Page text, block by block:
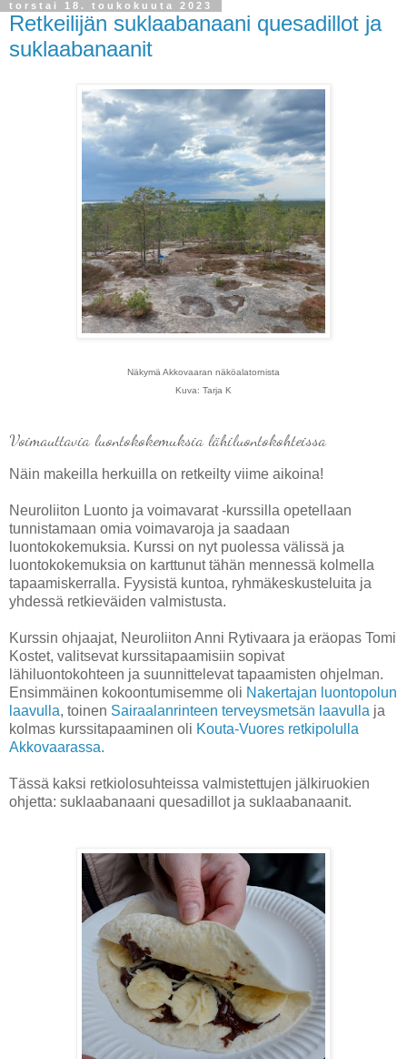
torstai 18. toukokuuta 2023
Retkeilijän suklaabanaani quesadillot ja
suklaabanaanit
Näkymä Akkovaaran näköalatornista
Kuva: Tarja K
Voimauttavia luontokokemuksia lähiluontokohteissa
Näin makeilla herkuilla on retkeilty viime aikoina!
Neuroliiton Luonto ja voimavarat -kurssilla opetellaan
tunnistamaan omia voimavaroja ja saadaan
luontokokemuksia. Kurssi on nyt puolessa välissä ja
luontokokemuksia on karttunut tähän mennessä kolmella
tapaamiskerralla. Fyysistä kuntoa, ryhmäkeskusteluita ja
yhdessä retkieväiden valmistusta.
Kurssin ohjaajat, Neuroliiton Anni Rytivaara ja eräopas Tomi
Kostet, valitsevat kurssitapaamisiin sopivat
lähiluontokohteen ja suunnittelevat tapaamisten ohjelman.
Ensimmäinen kokoontumisemme oli Nakertajan luontopolun
laavulla, toinen Sairaalanrinteen terveysmetsän laavulla ja
kolmas kurssitapaaminen oli Kouta-Vuores retkipolulla
Akkovaarassa.
Tässä kaksi retkiolosuhteissa valmistettujen jälkiruokien
ohjetta: suklaabanaani quesadillot ja suklaabanaanit.